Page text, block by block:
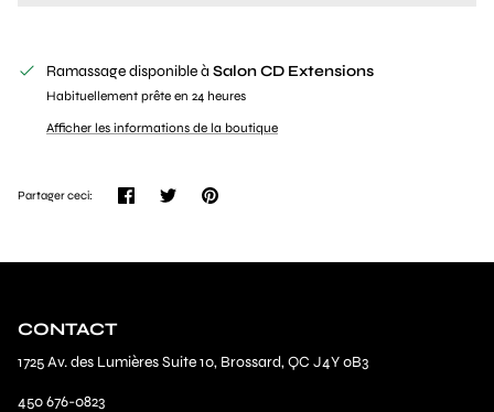
Ramassage disponible à Salon CD Extensions
Habituellement prête en 24 heures
Afficher les informations de la boutique
Partager ceci: PartagerTweeterÉpingler
CONTACT
1725 Av. des Lumières Suite 10, Brossard, QC J4Y 0B3
450 676-0823